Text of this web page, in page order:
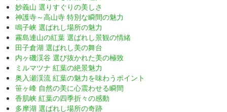
妙義山 選りすぐりの美しさ
神護寺～高山寺 特別な瞬間の魅力
鳴子峡 選ばれし場所の魅力
霧島連山の紅葉 選ばれし景観の情緒
田子倉湖 選ばれし美の舞台
内ヶ磯渓谷 選び抜かれた美の極致
ミルマツナ 紅葉の絶景魅力
奥入瀬渓流 紅葉の魅力を味わうポイント
笹ヶ峰 自然の美に心震わせる瞬間
香肌峡 紅葉の四季折々の感動
多摩湖 選ばれし場所の奇跡